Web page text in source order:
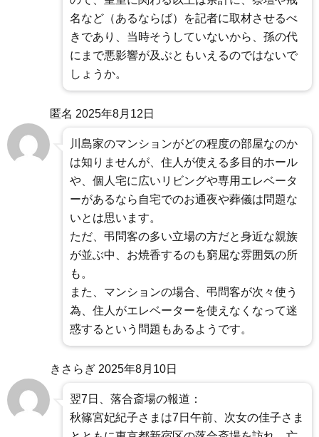
名など（あるならば）を記者に取材させるべ
きであり、当時そうしていないから、孫の代
にまで悪影響が及ぶともいえるのではないで
しょうか。
匿名 2025年8月12日
川島家のマンションがどの程度の部屋なのか
は知りませんが、住人が使える多目的ホール
や、個人宅に広いリビングや専用エレベータ
ーがあるなら自宅でのお通夜や葬儀は問題な
いとは思います。
ただ、弔問客の多い立場の方だと身近な親族
が並ぶ中、お焼香するのも窮屈な雰囲気の所
も。
また、マンションの場合、弔問客が次々使う
為、住人がエレベーターを使えなくなって迷
惑するという問題もあるようです。
きさらぎ 2025年8月10日
翌7日、落合斎場の報道：
秋篠宮妃紀子さまは7日午前、次女の佳子さま